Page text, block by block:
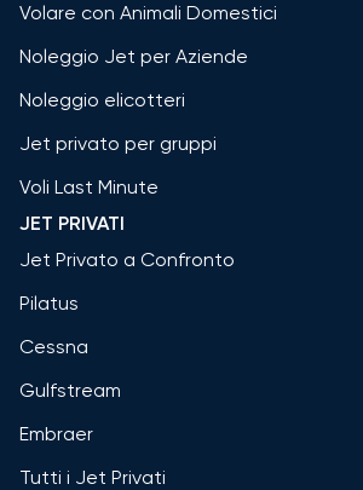
Volare con Animali Domestici
Noleggio Jet per Aziende
Noleggio elicotteri
Jet privato per gruppi
Voli Last Minute
JET PRIVATI
Jet Privato a Confronto
Pilatus
Cessna
Gulfstream
Embraer
Tutti i Jet Privati